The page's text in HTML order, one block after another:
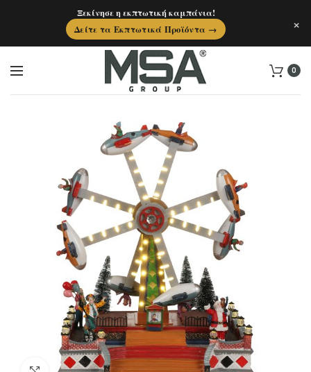
0
Ξεκίνησε η εκπτωτική καμπάνια!
Δείτε τα Εκπτωτικά Προϊόντα →
×